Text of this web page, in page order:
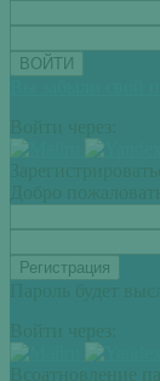
Войти через:
Добро
Пароль будет
Войти через:
Всоатновление